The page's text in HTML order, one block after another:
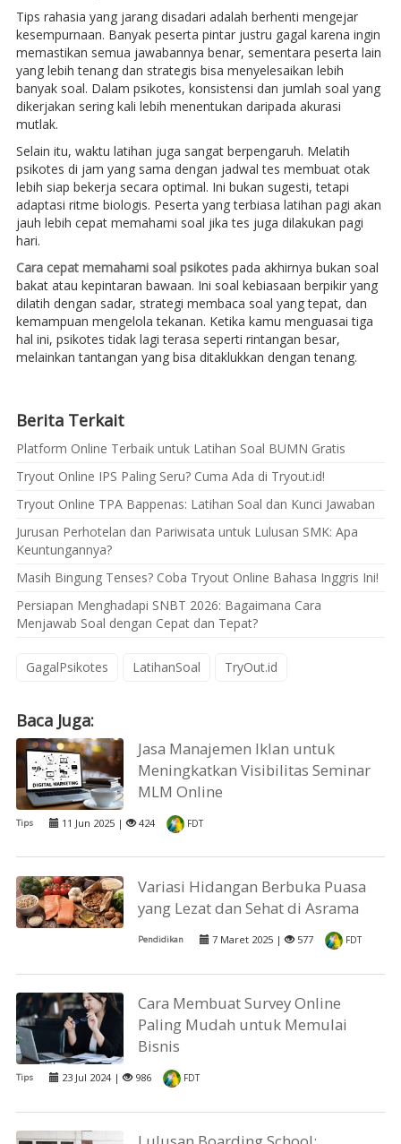
Tips rahasia yang jarang disadari adalah berhenti mengejar
kesempurnaan. Banyak peserta pintar justru gagal karena ingin
memastikan semua jawabannya benar, sementara peserta lain
yang lebih tenang dan strategis bisa menyelesaikan lebih
banyak soal. Dalam psikotes, konsistensi dan jumlah soal yang
dikerjakan sering kali lebih menentukan daripada akurasi
mutlak.
Selain itu, waktu latihan juga sangat berpengaruh. Melatih
psikotes di jam yang sama dengan jadwal tes membuat otak
lebih siap bekerja secara optimal. Ini bukan sugesti, tetapi
adaptasi ritme biologis. Peserta yang terbiasa latihan pagi akan
jauh lebih cepat memahami soal jika tes juga dilakukan pagi
hari.
Cara cepat memahami soal psikotespada akhirnya bukan soal
bakat atau kepintaran bawaan. Ini soal kebiasaan berpikir yang
dilatih dengan sadar, strategi membaca soal yang tepat, dan
kemampuan mengelola tekanan. Ketika kamu menguasai tiga
hal ini, psikotes tidak lagi terasa seperti rintangan besar,
melainkan tantangan yang bisa ditaklukkan dengan tenang.
Berita Terkait
Platform Online Terbaik untuk Latihan Soal BUMN Gratis
Tryout Online IPS Paling Seru? Cuma Ada di Tryout.id!
Tryout Online TPA Bappenas: Latihan Soal dan Kunci Jawaban
Jurusan Perhotelan dan Pariwisata untuk Lulusan SMK: Apa
Keuntungannya?
Masih Bingung Tenses? Coba Tryout Online Bahasa Inggris Ini!
Persiapan Menghadapi SNBT 2026: Bagaimana Cara
Menjawab Soal dengan Cepat dan Tepat?
GagalPsikotes LatihanSoal TryOut.id
Baca Juga:
Jasa Manajemen Iklan untuk
Meningkatkan Visibilitas Seminar
MLM Online
Tips 11 Jun 2025 | 424 FDT
Variasi Hidangan Berbuka Puasa
yang Lezat dan Sehat di Asrama
Pendidikan 7 Maret 2025 | 577 FDT
Cara Membuat Survey Online
Paling Mudah untuk Memulai
Bisnis
Tips 23 Jul 2024 | 986 FDT